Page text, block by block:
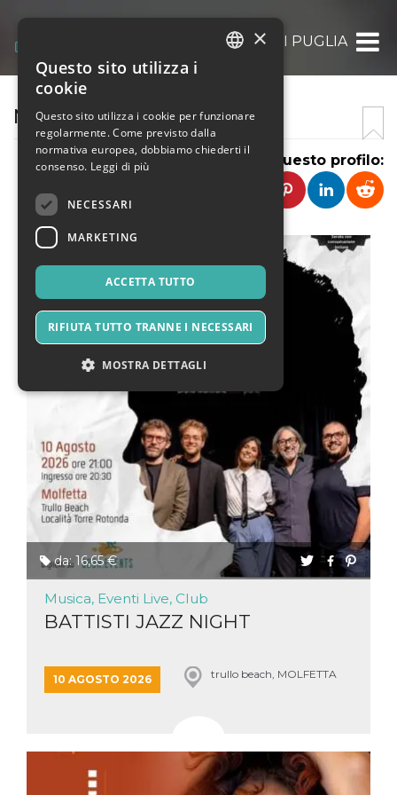
APS NOTE DI PUGLIA
NOTE DI PUGLIA
Condividi questo profilo:
da: 16,65 €
Musica, Eventi Live, Club
BATTISTI JAZZ NIGHT
10 AGOSTO 2026 trullo beach, MOLFETTA
×
Questo sito utilizza i
cookie
Questo sito utilizza i cookie per funzionare
regolarmente. Come previsto dalla
normativa europea, dobbiamo chiederti il
consenso. Leggi di più
NECESSARI
MARKETING
ACCETTA TUTTO
RIFIUTA TUTTO TRANNE I NECESSARI
MOSTRA DETTAGLI
Necessari Marketing
I cookie strettamente necessari o tecnici sono
indispensabili al funzionamento del sito. I
servizi qui presenti non potranno funzionare
senza.
Provider /
Dominio
Scadenza Descrizione
cf_clearance
Cloudflare,
.oooh.events
1 anno
Clearance
Cookie from
captcha or
jschallenge
wordpress_test_cookie
Automattic
Inc.
Sessione
Cookie di
Wordpress,